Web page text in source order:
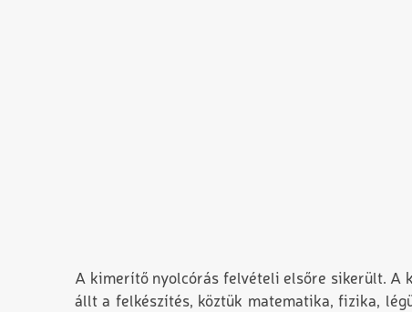
A kimerítő nyolcórás felvételi elsőre sikerült. A
állt a felkészítés, köztük matematika, fizika,